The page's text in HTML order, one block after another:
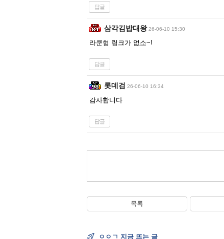
답글
삼각김밥대왕 26-06-10 15:30
라쿤형 링크가 없소~!
답글
롯데검 26-06-10 16:34
감사합니다
답글
목록
ㅇㅇㄱ 지금 뜨는 글